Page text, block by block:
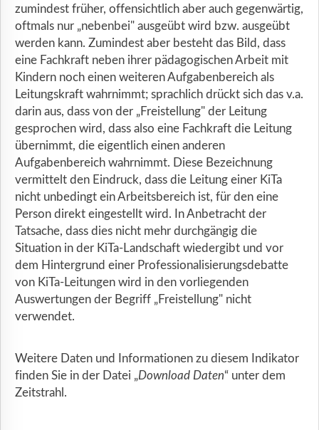
zumindest früher, offensichtlich aber auch gegenwärtig,
oftmals nur „nebenbei" ausgeübt wird bzw. ausgeübt
werden kann. Zumindest aber besteht das Bild, dass
eine Fachkraft neben ihrer pädagogischen Arbeit mit
Kindern noch einen weiteren Aufgabenbereich als
Leitungskraft wahrnimmt; sprachlich drückt sich das v.a.
darin aus, dass von der „Freistellung" der Leitung
gesprochen wird, dass also eine Fachkraft die Leitung
übernimmt, die eigentlich einen anderen
Aufgabenbereich wahrnimmt. Diese Bezeichnung
vermittelt den Eindruck, dass die Leitung einer KiTa
nicht unbedingt ein Arbeitsbereich ist, für den eine
Person direkt eingestellt wird. In Anbetracht der
Tatsache, dass dies nicht mehr durchgängig die
Situation in der KiTa-Landschaft wiedergibt und vor
dem Hintergrund einer Professionalisierungsdebatte
von KiTa-Leitungen wird in den vorliegenden
Auswertungen der Begriff „Freistellung" nicht
verwendet.
Weitere Daten und Informationen zu diesem Indikator
finden Sie in der Datei „Download Daten“ unter dem
Zeitstrahl.